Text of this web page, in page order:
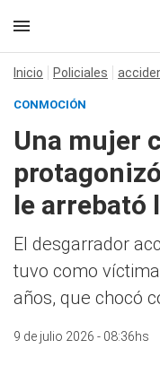
Inicio Policiales
CONMOCIÓN
Una mujer
le arrebató
El desgarrador
tuvo como
años, que chocó
9 de julio 2026 - 08:36hs